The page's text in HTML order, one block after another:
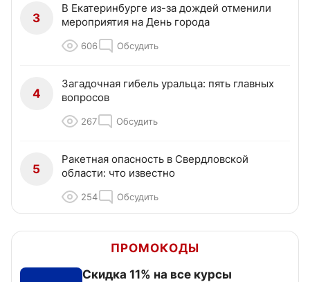
3
В Екатеринбурге из-за дождей отменили
мероприятия на День города
606 Обсудить
4
Загадочная гибель уральца: пять главных
вопросов
267 Обсудить
5
Ракетная опасность в Свердловской
области: что известно
254 Обсудить
ПРОМОКОДЫ
Скидка 11% на все курсы